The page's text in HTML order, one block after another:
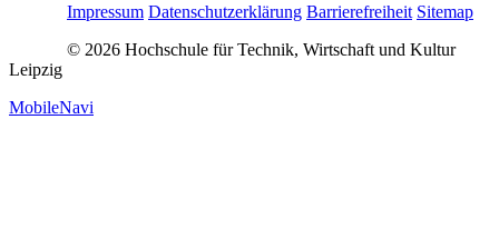
Impressum Datenschutzerklärung Barrierefreiheit Sitemap
© 2026 Hochschule für Technik, Wirtschaft und Kultur
Leipzig
MobileNavi